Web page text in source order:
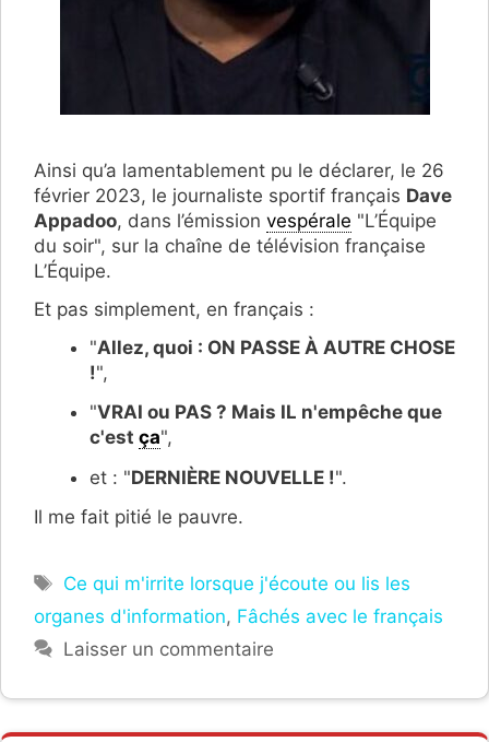
Ainsi qu’a lamentablement pu le déclarer, le 26
février 2023, le journaliste sportif français Dave
Appadoo, dans l’émission vespérale "L’Équipe
du soir", sur la chaîne de télévision française
L’Équipe.
Et pas simplement, en français :
"Allez, quoi : ON PASSE À AUTRE CHOSE
!",
"VRAI ou PAS ? Mais IL n'empêche que
c'est ça",
et : "DERNIÈRE NOUVELLE !".
Il me fait pitié le pauvre.
Étiquettes
Ce qui m'irrite lorsque j'écoute ou lis les
organes d'information, Fâchés avec le français
Laisser un commentaire